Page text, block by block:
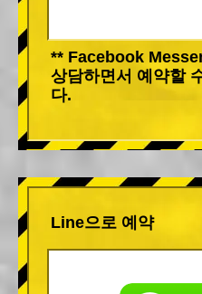
** Facebook
상담하면서 예약할
다.
Line으로 예약